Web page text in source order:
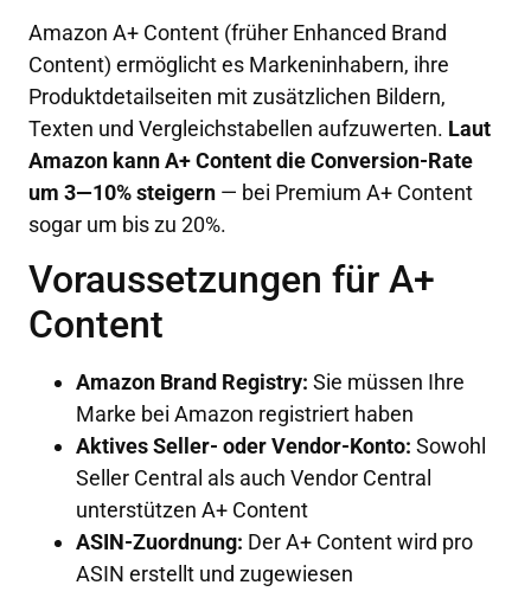
Amazon A+ Content (früher Enhanced Brand
Content) ermöglicht es Markeninhabern, ihre
Produktdetailseiten mit zusätzlichen Bildern,
Texten und Vergleichstabellen aufzuwerten. Laut
Amazon kann A+ Content die Conversion-Rate
um 3—10% steigern — bei Premium A+ Content
sogar um bis zu 20%.
Voraussetzungen für A+
Content
Amazon Brand Registry: Sie müssen Ihre
Marke bei Amazon registriert haben
Aktives Seller- oder Vendor-Konto: Sowohl
Seller Central als auch Vendor Central
unterstützen A+ Content
ASIN-Zuordnung: Der A+ Content wird pro
ASIN erstellt und zugewiesen